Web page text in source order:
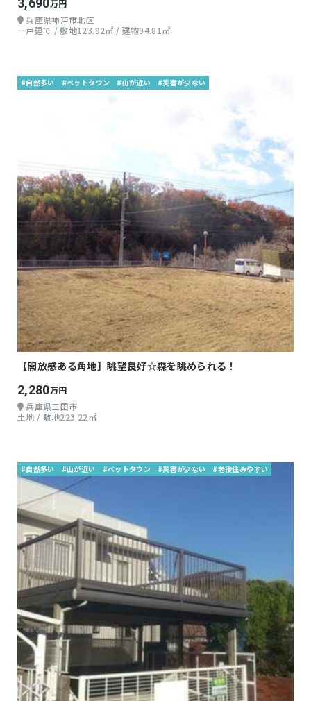
3,690万円
兵庫県神戸市北区
一戸建て / 敷地123.92㎡ / 建物94.81㎡
#自然多い #ベットタウン #山が近い #災害が少ない
【開放感ある角地】眺望良好☆森を眺められる！
2,280万円
兵庫県三田市
土地 / 敷地223.22㎡
#自然多い #山が近い #ベットタウン #災害が少ない #老後住みやすい